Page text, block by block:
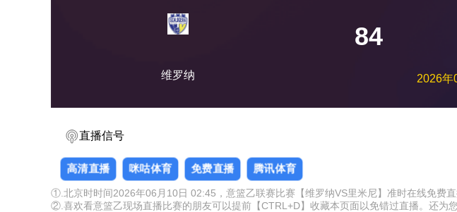
维罗纳
84
2026年
直播信号
高清直播 咪咕体育 免费直播 腾讯体育
①.北京时时间2026年06月10日 02:45，意篮乙联赛比赛【维罗纳VS里米尼】准时在线免费直
②.喜欢看意篮乙现场直播比赛的朋友可以提前【CTRL+D】收藏本页面以免错过直播。还